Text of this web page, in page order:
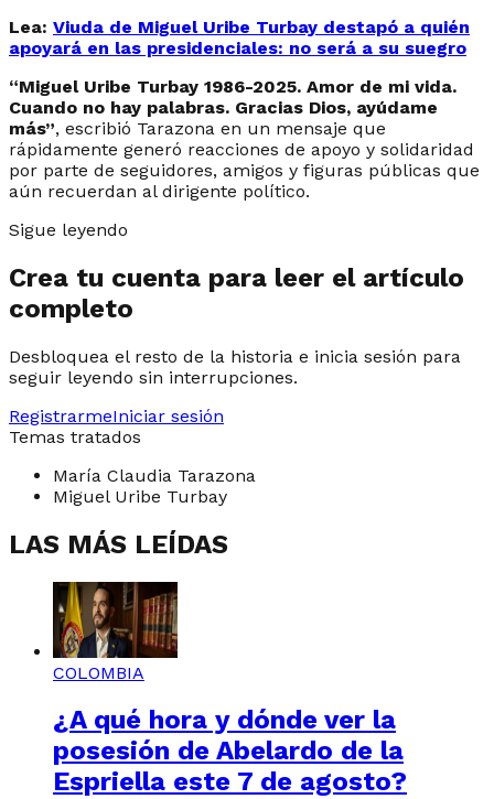
Lea: Viuda de Miguel Uribe Turbay destapó a quién
apoyará en las presidenciales: no será a su suegro
“Miguel Uribe Turbay 1986-2025. Amor de mi vida.
Cuando no hay palabras. Gracias Dios, ayúdame
más”, escribió Tarazona en un mensaje que
rápidamente generó reacciones de apoyo y solidaridad
por parte de seguidores, amigos y figuras públicas que
aún recuerdan al dirigente político.
Sigue leyendo
Crea tu cuenta para leer el artículo
completo
Desbloquea el resto de la historia e inicia sesión para
seguir leyendo sin interrupciones.
RegistrarmeIniciar sesión
Temas tratados
María Claudia Tarazona
Miguel Uribe Turbay
LAS MÁS LEÍDAS
COLOMBIA
¿A qué hora y dónde ver la
posesión de Abelardo de la
Espriella este 7 de agosto?